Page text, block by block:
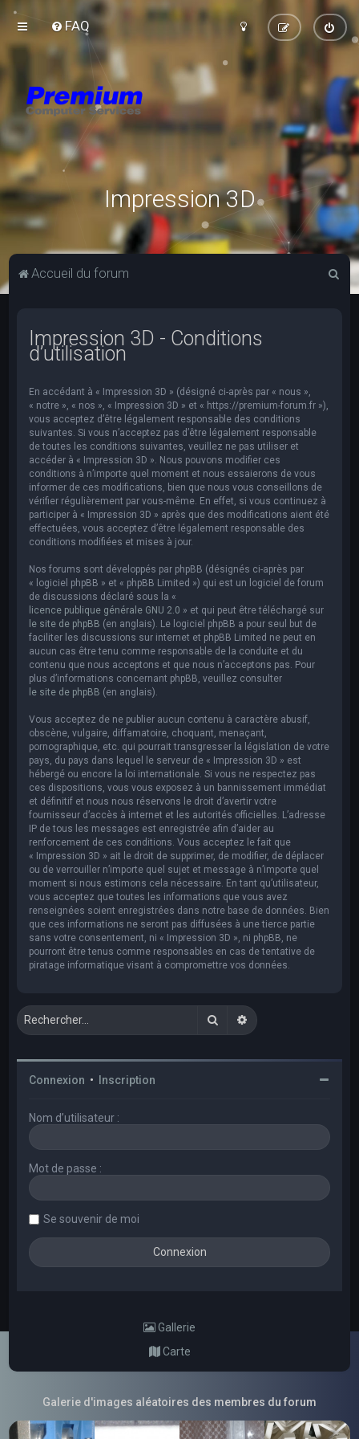
FAQ
Impression 3D
Accueil du forum
Impression 3D - Conditions
d’utilisation
En accédant à « Impression 3D » (désigné ci-après par « nous »,
« notre », « nos », « Impression 3D » et « https://premium-forum.fr »),
vous acceptez d’être légalement responsable des conditions
suivantes. Si vous n’acceptez pas d’être légalement responsable
de toutes les conditions suivantes, veuillez ne pas utiliser et
accéder à « Impression 3D ». Nous pouvons modifier ces
conditions à n’importe quel moment et nous essaierons de vous
informer de ces modifications, bien que nous vous conseillons de
vérifier régulièrement par vous-même. En effet, si vous continuez à
participer à « Impression 3D » après que des modifications aient été
effectuées, vous acceptez d’être légalement responsable des
conditions modifiées et mises à jour.
Nos forums sont développés par phpBB (désignés ci-après par
« logiciel phpBB » et « phpBB Limited ») qui est un logiciel de forum
de discussions déclaré sous la «
licence publique générale GNU 2.0 » et qui peut être téléchargé sur
le site de phpBB (en anglais). Le logiciel phpBB a pour seul but de
faciliter les discussions sur internet et phpBB Limited ne peut en
aucun cas être tenu comme responsable de la conduite et du
contenu que nous acceptons et que nous n’acceptons pas. Pour
plus d’informations concernant phpBB, veuillez consulter
le site de phpBB (en anglais).
Vous acceptez de ne publier aucun contenu à caractère abusif,
obscène, vulgaire, diffamatoire, choquant, menaçant,
pornographique, etc. qui pourrait transgresser la législation de votre
pays, du pays dans lequel le serveur de « Impression 3D » est
hébergé ou encore la loi internationale. Si vous ne respectez pas
ces dispositions, vous vous exposez à un bannissement immédiat
et définitif et nous nous réservons le droit d’avertir votre
fournisseur d’accès à internet et les autorités officielles. L’adresse
IP de tous les messages est enregistrée afin d’aider au
renforcement de ces conditions. Vous acceptez le fait que
« Impression 3D » ait le droit de supprimer, de modifier, de déplacer
ou de verrouiller n’importe quel sujet et message à n’importe quel
moment si nous estimons cela nécessaire. En tant qu’utilisateur,
vous acceptez que toutes les informations que vous avez
renseignées soient enregistrées dans notre base de données. Bien
que ces informations ne seront pas diffusées à une tierce partie
sans votre consentement, ni « Impression 3D », ni phpBB, ne
pourront être tenus comme responsables en cas de tentative de
piratage informatique visant à compromettre vos données.
RechercherRecherche avancée
Connexion • Inscription
Nom d’utilisateur :
Mot de passe :
Se souvenir de moi
Gallerie
Carte
Galerie d'images aléatoires des membres du forum